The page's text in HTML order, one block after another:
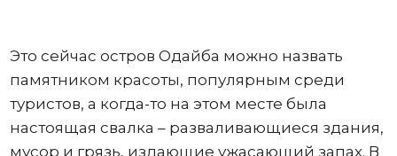
Это сейчас остров Одайба можно назвать
памятником красоты, популярным среди
туристов, а когда-то на этом месте была
настоящая свалка – разваливающиеся здания,
мусор и грязь, издающие ужасающий запах. В